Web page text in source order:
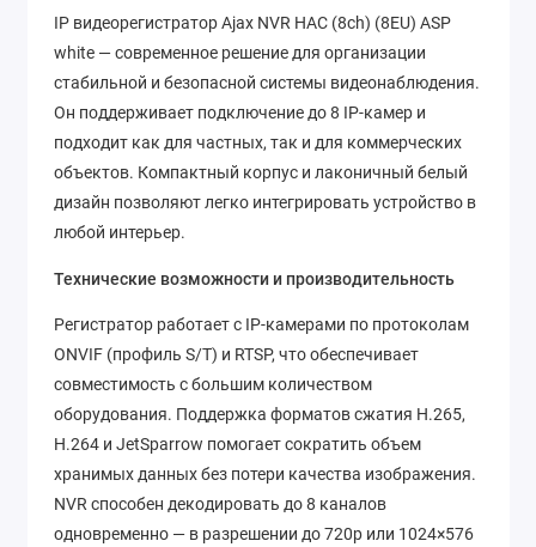
IP видеорегистратор Ajax NVR HAC (8ch) (8EU) ASP
white — современное решение для организации
стабильной и безопасной системы видеонаблюдения.
Он поддерживает подключение до 8 IP-камер и
подходит как для частных, так и для коммерческих
объектов. Компактный корпус и лаконичный белый
дизайн позволяют легко интегрировать устройство в
любой интерьер.
Технические возможности и производительность
Регистратор работает с IP-камерами по протоколам
ONVIF (профиль S/T) и RTSP, что обеспечивает
совместимость с большим количеством
оборудования. Поддержка форматов сжатия H.265,
H.264 и JetSparrow помогает сократить объем
хранимых данных без потери качества изображения.
NVR способен декодировать до 8 каналов
одновременно — в разрешении до 720p или 1024×576